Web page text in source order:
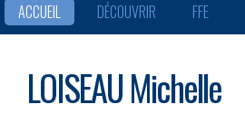
ACCUEIL DÉCOUVRIR FFE
LOISEAU Michelle